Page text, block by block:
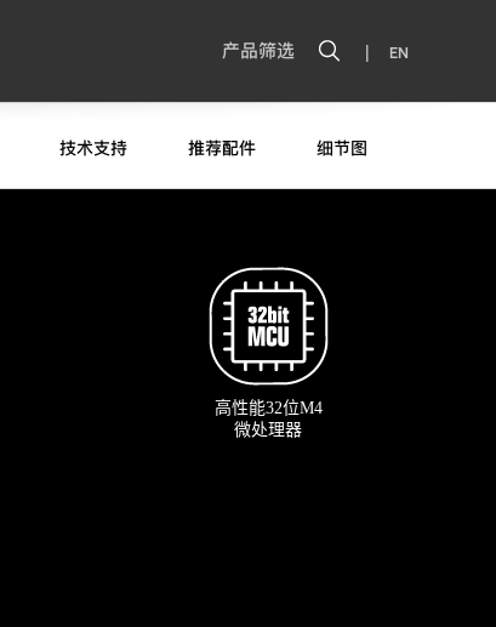
产品筛选 | EN
技术支持 推荐配件 细节图
高性能32位M4
微处理器